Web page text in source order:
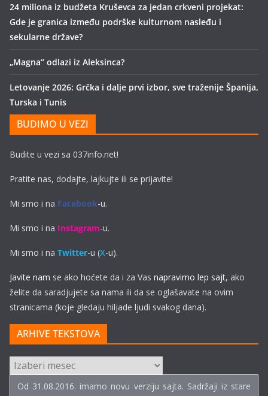
24 miliona iz budžeta Kruševca za jedan crkveni projekat:
Gde je granica između podrške kulturnom nasleđu i
sekularne države?
„Magna“ odlazi iz Aleksinca?
Letovanje 2026: Grčka i dalje prvi izbor, sve traženije Španija,
Turska i Tunis
BUDIMO U VEZI
Budite u vezi sa 037info.net!
Pratite nas, dodajte, lajkujte ili se prijavite!
Mi smo i na Facebook-u.
Mi smo i na Instagram-u.
Mi smo i na Twitter-u (X-u).
Javite nam se ako hoćete da i za Vas napravimo lep sajt, ako
želite da saradjujete sa nama ili da se oglašavate na ovim
stranicama (koje gledaju hiljade ljudi svakog dana).
ARHIVE TEKSTOVA
ARHIVE
TEKSTOVA
Od 31.08.2016. imamo novu verziju sajta. Sadržaji iz stare